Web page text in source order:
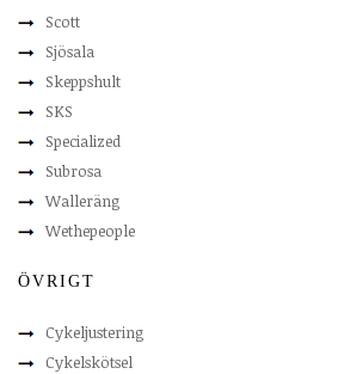
Scott
Sjösala
Skeppshult
SKS
Specialized
Subrosa
Walleräng
Wethepeople
ÖVRIGT
Cykeljustering
Cykelskötsel